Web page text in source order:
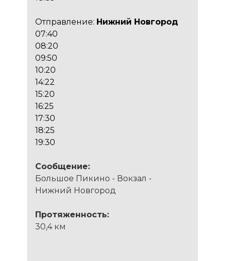
Отправление: Нижний Новгород
07:40
08:20
09:50
10:20
14:22
15:20
16:25
17:30
18:25
19:30
Сообщение:
Большое Пикино - Вокзал -
Нижний Новгород
Протяженность:
30,4 км